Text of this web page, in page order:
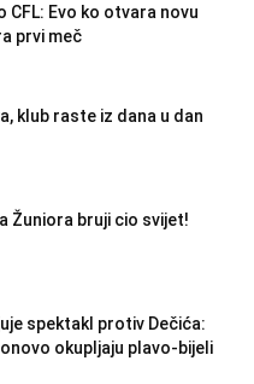
CFL: Evo ko otvara novu
prvi meč
klub raste iz dana u dan
Žuniora bruji cio svijet!
spektakl protiv Dečića:
okupljaju plavo-bijeli